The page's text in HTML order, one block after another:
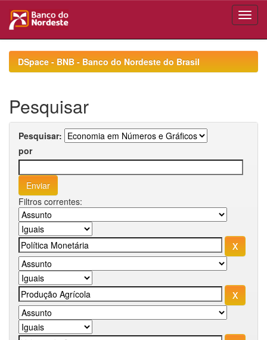
navigationDSpace - BNB - Banco do Nordeste do Brasil
Pesquisar
Pesquisar:
por
Filtros correntes: